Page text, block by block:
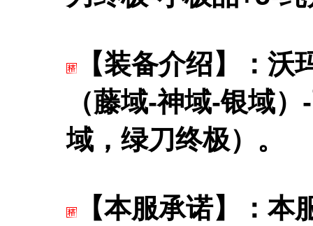
【装备介绍】：
（藤域-神域-银域
域，绿刀终极）。
【本服承诺】：